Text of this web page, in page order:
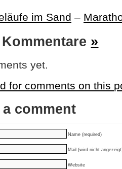
im Sand –
»
yet.
for comments on this
a comment
Name (required)
Mail (wird nicht
Website